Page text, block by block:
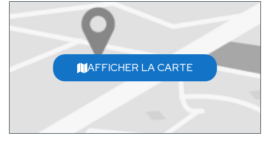
AFFICHER LA CARTE